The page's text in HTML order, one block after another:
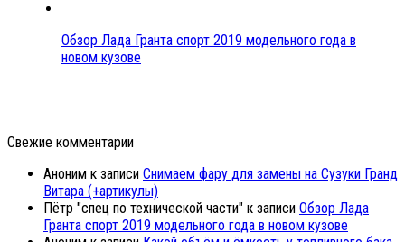
Обзор Лада Гранта спорт 2019 модельного года в
новом кузове
Свежие комментарии
Аноним к записи Снимаем фару для замены на Сузуки Гранд
Витара (+артикулы)
Пётр "спец по технической части" к записи Обзор Лада
Гранта спорт 2019 модельного года в новом кузове